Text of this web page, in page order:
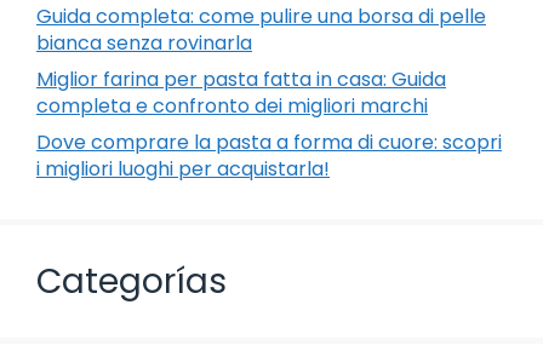
Guida completa: come pulire una borsa di pelle
bianca senza rovinarla
Miglior farina per pasta fatta in casa: Guida
completa e confronto dei migliori marchi
Dove comprare la pasta a forma di cuore: scopri
i migliori luoghi per acquistarla!
Categorías